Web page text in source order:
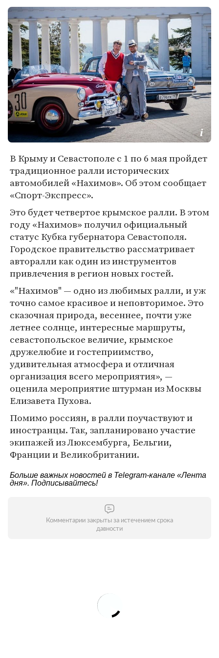
В Крыму и Севастополе с 1 по 6 мая пройдет
традиционное ралли исторических
автомобилей «Нахимов». Об этом сообщает
«Спорт-Экспресс».
Это будет четвертое крымское ралли. В этом
году «Нахимов» получил официальный
статус Кубка губернатора Севастополя.
Городское правительство рассматривает
авторалли как один из инструментов
привлечения в регион новых гостей.
«"Нахимов" — одно из любимых ралли, и уж
точно самое красивое и неповторимое. Это
сказочная природа, весеннее, почти уже
летнее солнце, интересные маршруты,
севастопольское величие, крымское
дружелюбие и гостеприимство,
удивительная атмосфера и отличная
организация всего мероприятия», —
оценила мероприятие штурман из Москвы
Елизавета Пухова.
Помимо россиян, в ралли поучаствуют и
иностранцы. Так, запланировано участие
экипажей из Люксембурга, Бельгии,
Франции и Великобритании.
Больше важных новостей в Telegram-канале «Лента
дня». Подписывайтесь!
Комментарии закрыты за истечением срока
давности